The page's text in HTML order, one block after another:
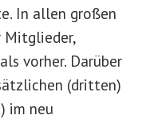
In allen großen
Mitglieder,
vorher. Darüber
(dritten)
) im neu